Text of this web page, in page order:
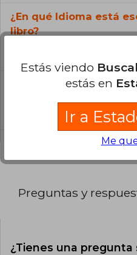
¿En qué Idioma está
libro?
¿Cuál es la
La encuadernación de
Preguntas y
¿Tienes una pregunta
Estás viendo
estás en
Ir a
Me